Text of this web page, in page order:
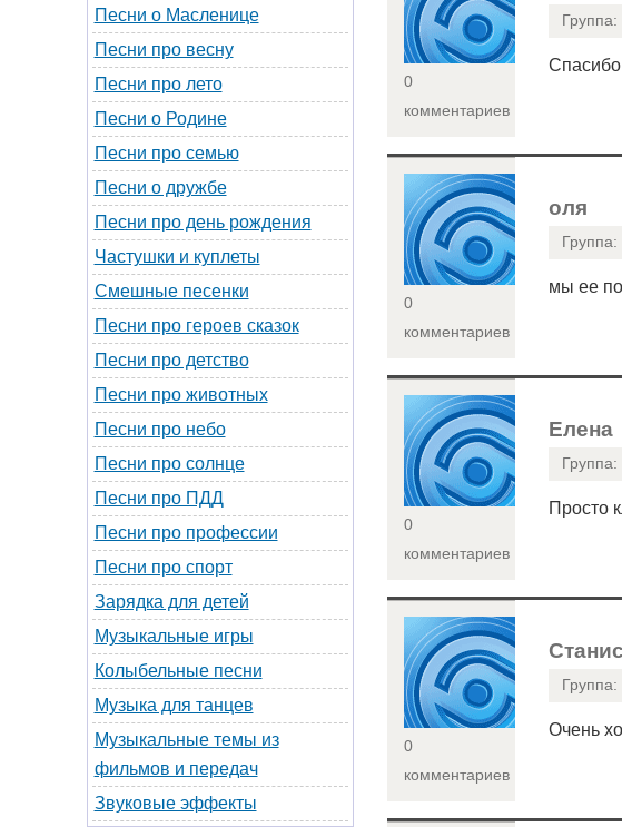
Песни о Масленице
Песни про весну
Песни про лето
Песни о Родине
Песни про семью
Песни о дружбе
Песни про день рождения
Частушки и куплеты
Смешные песенки
Песни про героев сказок
Песни про детство
Песни про животных
Песни про небо
Песни про солнце
Песни про ПДД
Песни про профессии
Песни про спорт
Зарядка для детей
Музыкальные игры
Колыбельные песни
Музыка для танцев
Музыкальные темы из
фильмов и передач
Звуковые эффекты
0
комментариев
Группа:
<
0
комментариев
оля
Группа:
мы ее
<
0
комментариев
Елена
Группа:
Просто
<
0
комментариев
Группа:
Очень